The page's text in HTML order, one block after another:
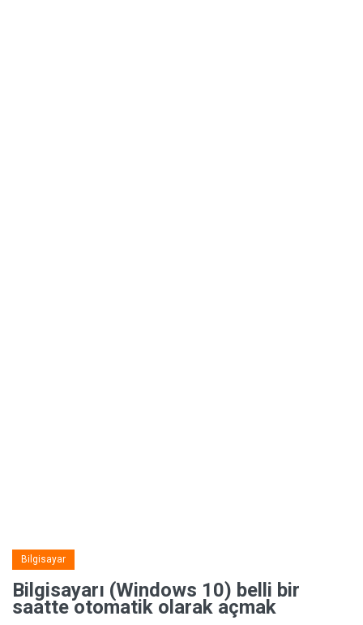
Bilgisayar
Bilgisayarı (Windows 10) belli bir
saatte otomatik olarak açmak